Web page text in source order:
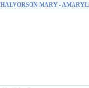
HALVORSON MARY -